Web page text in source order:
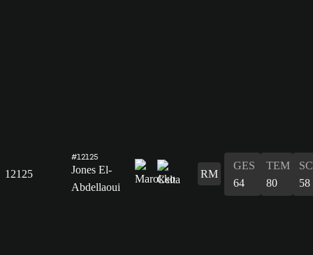
12125
#12125
Jones El-
Abdellaoui
RM
GES
64
TEM
80
58